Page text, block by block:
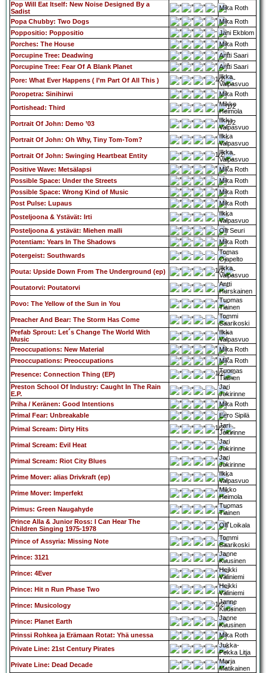
Pop Will Eat Itself: New Noise Designed By a
Sadist
Mika Roth
Popa Chubby: Two Dogs
Mika Roth
Poppositio: Poppositio
Jani Ekblom
Porches: The House
Mika Roth
Porcupine Tree: Deadwing
Antti Saari
Porcupine Tree: Fear Of A Blank Planet
Antti Saari
Pore: What Ever Happens ( I’m Part Of All This )
Ilkka
Valpasvuo
Poropetra: Sinihirwi
Mika Roth
Portishead: Third
Mikko
Heimola
Portrait Of John: Demo ’03
Ilkka
Valpasvuo
Portrait Of John: Oh Why, Tiny Tom-Tom?
Ilkka
Valpasvuo
Portrait Of John: Swinging Heartbeat Entity
Ilkka
Valpasvuo
Positive Wave: Metsälapsi
Mika Roth
Possible Space: Under the Streets
Mika Roth
Possible Space: Wrong Kind of Music
Mika Roth
Post Pulse: Lupaus
Mika Roth
Posteljoona & Ystävät: Irti
Ilkka
Valpasvuo
Posteljoona & ystävät: Miehen malli
Olli Seuri
Potentiam: Years In The Shadows
Mika Roth
Potergeist: Southwards
Tomas
Ojapelto
Pouta: Upside Down From The Underground (ep)
Ilkka
Valpasvuo
Poutatorvi: Poutatorvi
Antti
Hurskainen
Povo: The Yellow of the Sun in You
Tuomas
Tiainen
Preacher And Bear: The Storm Has Come
Tommi
Saarikoski
Prefab Sprout: Let´s Change The World With
Music
Ilkka
Valpasvuo
Preoccupations: New Material
Mika Roth
Preoccupations: Preoccupations
Mika Roth
Presence: Connection Thing (EP)
Tuomas
Tiainen
Preston School Of Industry: Caught In The Rain
E.P.
Jari
Jokirinne
Priha / Keränen: Good Intentions
Mika Roth
Primal Fear: Unbreakable
Eero Sipilä
Primal Scream: Dirty Hits
Jari
Jokirinne
Primal Scream: Evil Heat
Jari
Jokirinne
Primal Scream: Riot City Blues
Jari
Jokirinne
Prime Mover: alias Drivkraft (ep)
Ilkka
Valpasvuo
Prime Mover: Imperfekt
Mikko
Heimola
Primus: Green Naugahyde
Tuomas
Tiainen
Prince Alla & Junior Ross: I Can Hear The
Children Singing 1975-1978
Olli Loikala
Prince of Assyria: Missing Note
Tommi
Saarikoski
Prince: 3121
Janne
Kuusinen
Prince: 4Ever
Heikki
Väliniemi
Prince: Hit n Run Phase Two
Heikki
Väliniemi
Prince: Musicology
Janne
Kuusinen
Prince: Planet Earth
Janne
Kuusinen
Prinssi Rohkea ja Erämaan Rotat: Yhä unessa
Mika Roth
Private Line: 21st Century Pirates
Jukka-
Pekka Litja
Private Line: Dead Decade
Marja
Matikainen